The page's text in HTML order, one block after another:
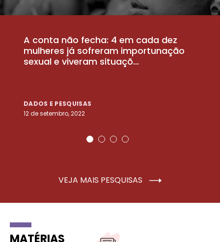
A conta não fecha: 4 em cada dez
mulheres já sofreram importunação
sexual e viveram situaçõ...
DADOS E PESQUISAS
12 de setembro, 2022
VEJA MAIS PESQUISAS
MATÉRIAS